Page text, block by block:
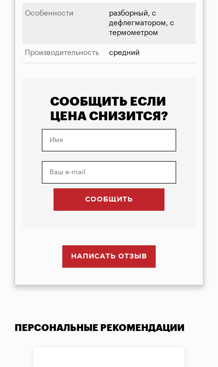
Особенности
разборный, с
дефлегматором, с
термометром
Производительность средний
СООБЩИТЬ ЕСЛИ
ЦЕНА СНИЗИТСЯ?
НАПИСАТЬ ОТЗЫВ
ПЕРСОНАЛЬНЫЕ РЕКОМЕНДАЦИИ